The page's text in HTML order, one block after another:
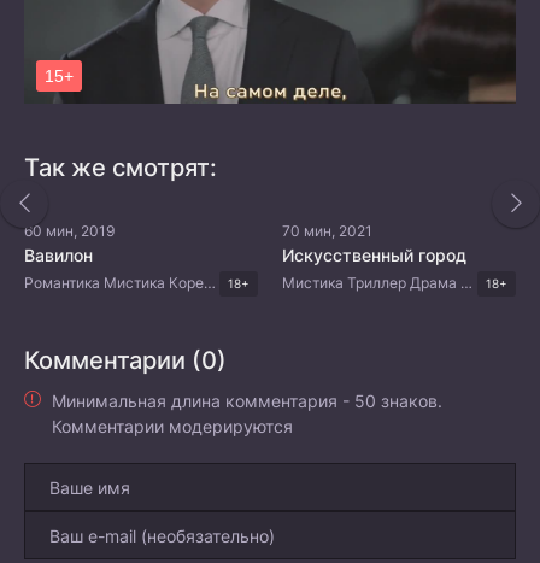
Так же смотрят:
60 мин, 2019
Вавилон
Романтика Мистика Корейские дорамы 18+
70 мин, 2021
Искусственный город
Мистика Триллер Драма Корейские дорамы 18+
Комментарии (0)
Минимальная длина комментария - 50 знаков.
Комментарии модерируются